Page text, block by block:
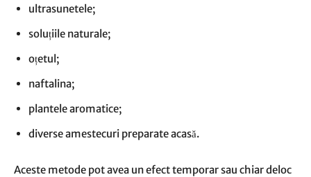
ultrasunetele;
soluțiile naturale;
oțetul;
naftalina;
plantele aromatice;
diverse amestecuri preparate acasă.
Aceste metode pot avea un efect temporar sau chiar deloc